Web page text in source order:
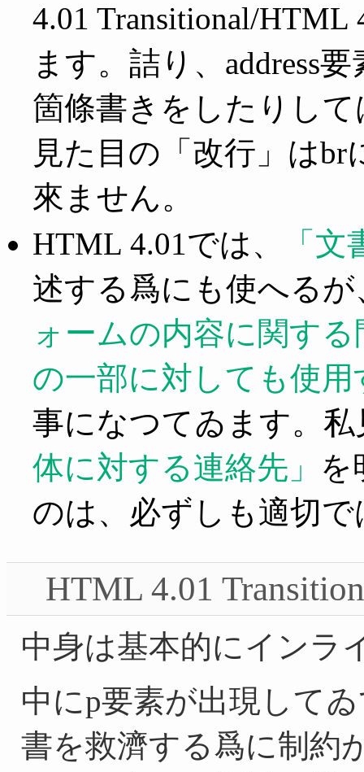
4.01 Transitional/HTML
ます。詰り、address
箇條書きをしたりし
見た目の「改行」は
來ません。
HTML 4.01では、
文
述する爲にも使へる
ォームの内容に関す
の一部に対しても使
事になつてゐます。私
体に対する連絡先
を
のは、必ずしも適切
HTML 4.01
中身は基本的にインラ
中にp要素が出現して
書を救濟する爲に制約